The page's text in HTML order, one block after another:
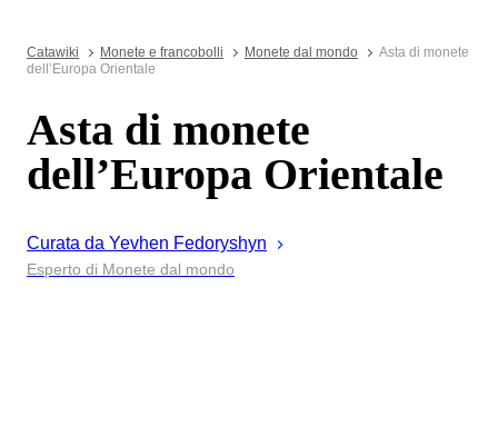
Catawiki Monete e francobolli Monete dal mondo
Asta di monete
dell’Europa Orientale
Asta di monete
dell’Europa Orientale
Curata da Yevhen Fedoryshyn
Esperto di Monete dal mondo